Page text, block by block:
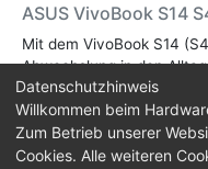
ASUS VivoBook S14
Mit dem VivoBook S14
Abwechslung in den
basieren auf Intels
beachtliche Rechenpower
Datenschutzhinweis
Willkommen beim
Zum Betrieb unserer
Cookies. Alle weiteren